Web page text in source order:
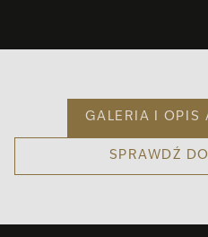
GALERIA I OPIS
SPRAWDŹ